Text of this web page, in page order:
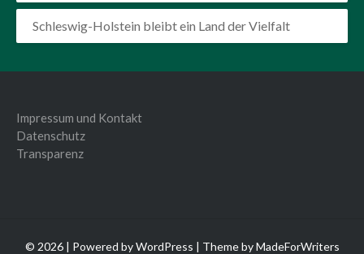
Schleswig-Holstein bleibt ein Land der Vielfalt
Impressum und Kontakt
Datenschutz
Transparenz
© 2026 | Powered byWordPress | Theme byMadeForWriters